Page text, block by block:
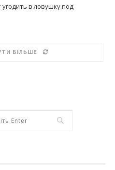
в ловушку под
БІЛЬШЕ